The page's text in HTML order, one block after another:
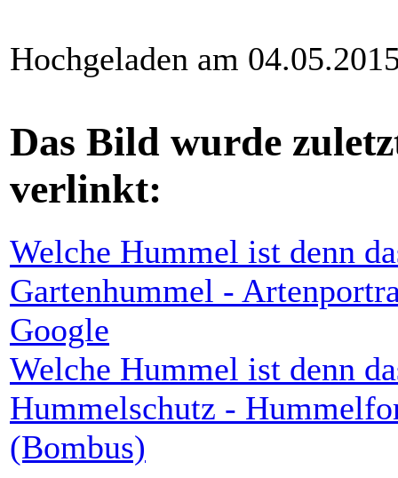
Hochgeladen am
Das Bild wurde
verlinkt:
Welche Hummel ist denn
Gartenhummel -
Google
Welche Hummel ist denn
Hummelschutz -
(Bombus)